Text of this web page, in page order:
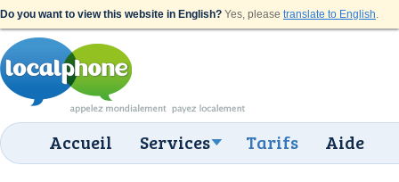
Do you want to view this website in English? Yes, please translate to English.
Accueil Services Tarifs Aide